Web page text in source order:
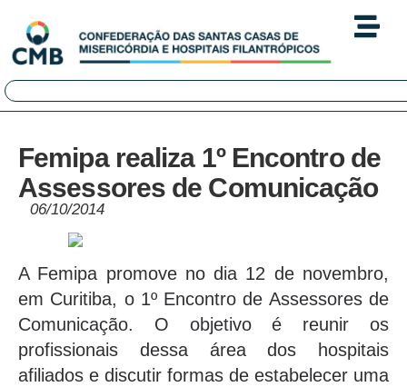
Femipa realiza 1º Encontro de
Assessores de Comunicação
06/10/2014
A Femipa promove no dia 12 de novembro,
em Curitiba, o 1º Encontro de Assessores de
Comunicação. O objetivo é reunir os
profissionais dessa área dos hospitais
afiliados e discutir formas de estabelecer uma